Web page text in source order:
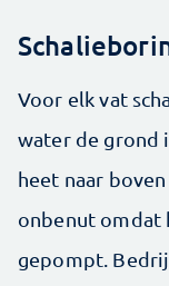
Voor elk vat
water de grond
heet naar
onbenut omdat
gepompt.